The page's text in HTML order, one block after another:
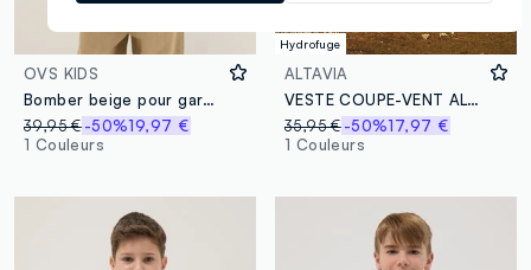
OVS KIDS
Bomber beige pour garçon avec coupe régulière et boutons
39,95 €-50%19,97 €
1 Couleurs
Hydrofuge
ALTAVIA
VESTE COUPE-VENT ALTAVIA AVEC DEBORAH COMPAGNONI
35,95 € -50%17,97 €
1 Couleurs